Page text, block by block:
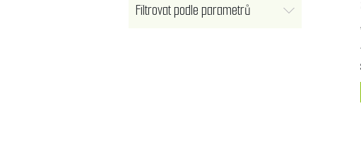
Filtrovat podle parametrů